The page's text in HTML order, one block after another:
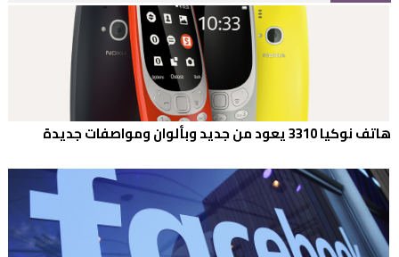
هاتف نوكيا 3310 يعود من جديد وبألوان ومواصفات جديدة